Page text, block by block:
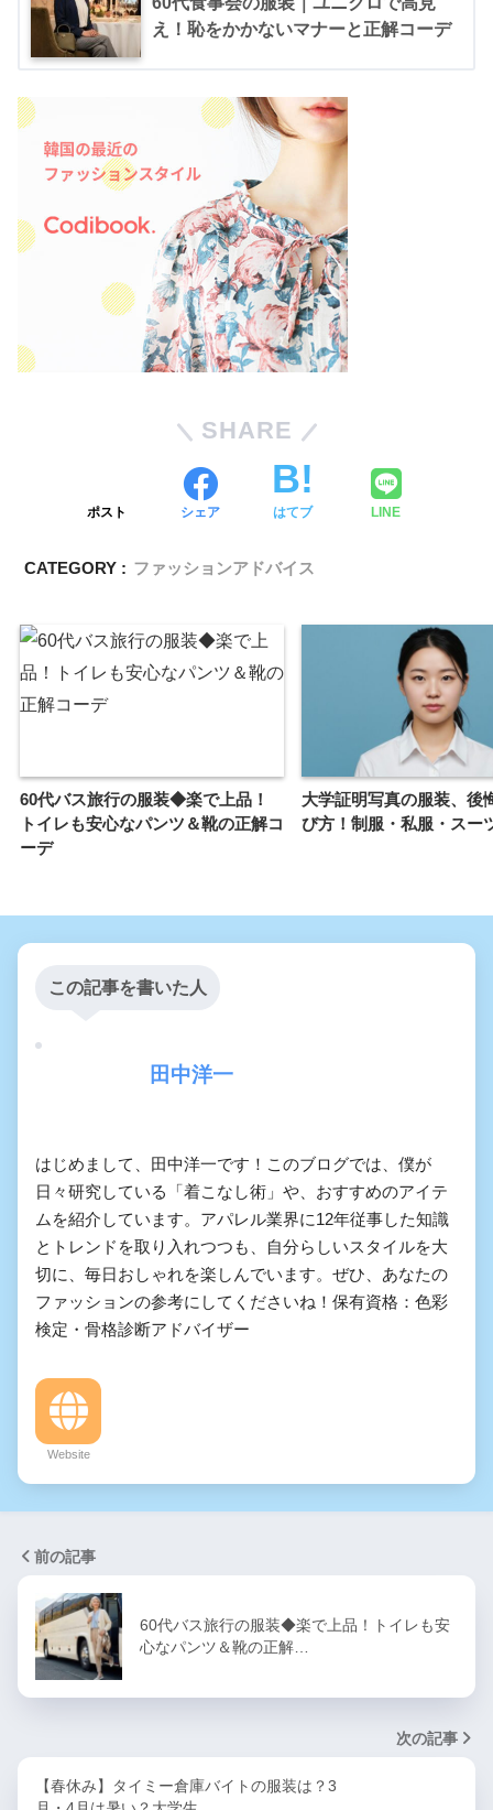
え！恥をかかないマナーと正解コーデ
SHARE
ポスト シェア はてブ LINE
CATEGORY : ファッションアドバイス
60代バス旅行の服装◆楽で上品！
トイレも安心なパンツ＆靴の正解コ
ーデ
大学証明写真の服装、後
び方！制服・私服・スー
この記事を書いた人
田中洋一
はじめまして、田中洋一です！このブログでは、僕が
日々研究している「着こなし術」や、おすすめのアイテ
ムを紹介しています。アパレル業界に12年従事した知識
とトレンドを取り入れつつも、自分らしいスタイルを大
切に、毎日おしゃれを楽しんでいます。ぜひ、あなたの
ファッションの参考にしてくださいね！保有資格：色彩
検定・骨格診断アドバイザー
Website
前の記事
60代バス旅行の服装◆楽で上品！トイレも安
心なパンツ＆靴の正解…
次の記事
【春休み】タイミー倉庫バイトの服装は？3